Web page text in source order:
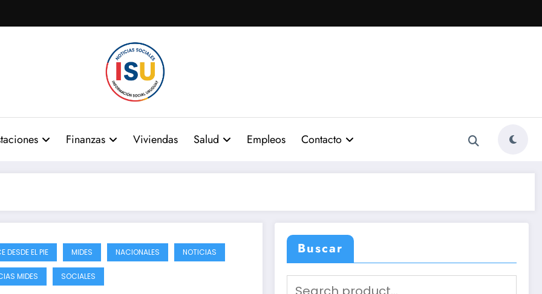
Finanzas Viviendas Salud Empleos Contacto
DESDE EL PIE MIDES NACIONALES NOTICIAS
MIDES SOCIALES
Buscar